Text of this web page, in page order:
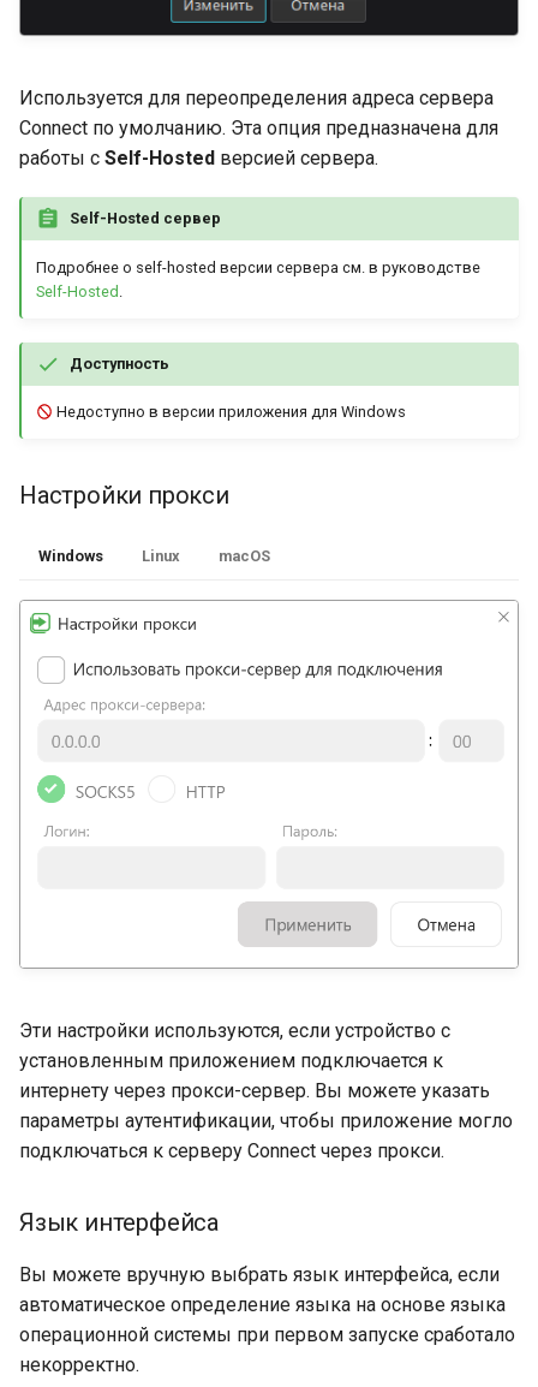
Используется для переопределения адреса сервера
Connect по умолчанию. Эта опция предназначена для
работы с Self-Hosted версией сервера.
Self-Hosted сервер
Подробнее о self-hosted версии сервера см. в руководстве
Self-Hosted
Доступность
Недоступно в версии приложения для Windows
Настройки прокси
Windows Linux macOS
Эти настройки используются, если устройство с
установленным приложением подключается к
интернету через прокси-сервер. Вы можете указать
параметры аутентификации, чтобы приложение могло
подключаться к серверу Connect через прокси.
Язык интерфейса
Вы можете вручную выбрать язык интерфейса, если
автоматическое определение языка на основе языка
операционной системы при первом запуске сработало
некорректно.